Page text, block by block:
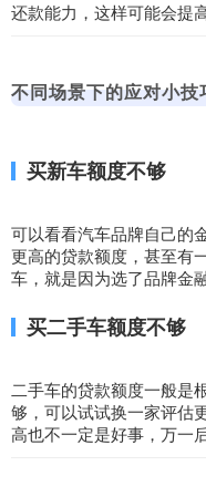
还款能力，这样可能会提
不同场景下的应对小技
买新车额度不够
可以看看汽车品牌自己的
更高的贷款额度，甚至有
车，就是因为选了品牌金
买二手车额度不够
二手车的贷款额度一般是
够，可以试试换一家评估
高也不一定是好事，万一